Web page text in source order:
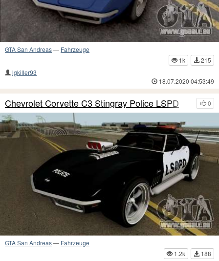
GTA San Andreas— Fahrzeuge
1k
215
lgkiller93
18.07.2020 04:53:49
0
Chevrolet Corvette C3 Stingray Police LSPD
GTA San Andreas— Fahrzeuge
1.2k
188